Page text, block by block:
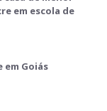
em escola de
em Goiás